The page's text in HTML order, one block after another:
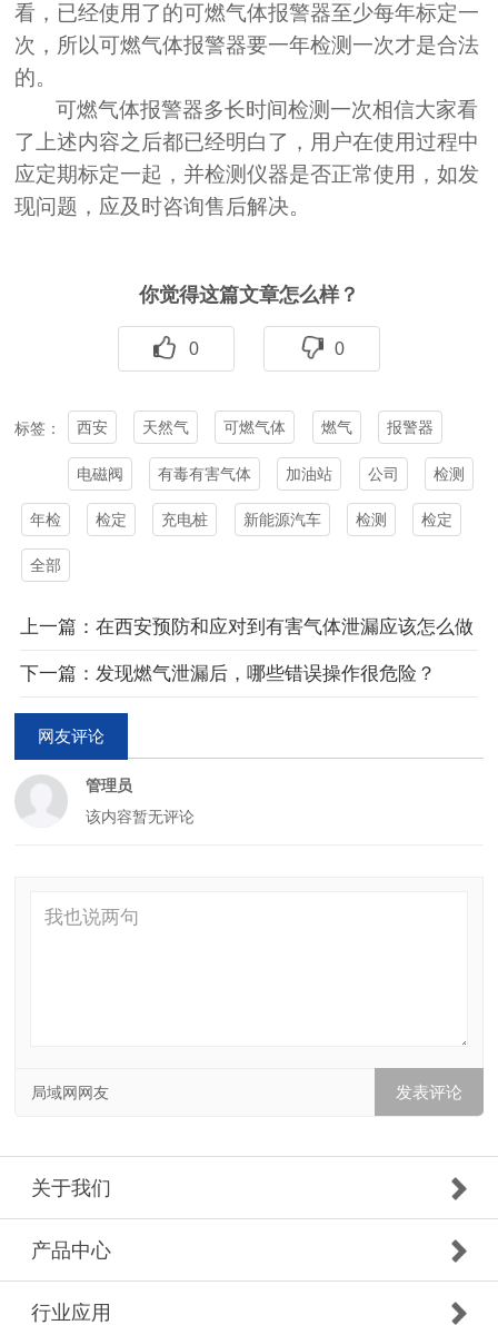
看，已经使用了的可燃气体报警器至少每年标定一
次，所以可燃气体报警器要一年检测一次才是合法
的。
可燃气体报警器多长时间检测一次相信大家看
了上述内容之后都已经明白了，用户在使用过程中
应定期标定一起，并检测仪器是否正常使用，如发
现问题，应及时咨询售后解决。
你觉得这篇文章怎么样？
0 0
标签： 西安 天然气 可燃气体 燃气 报警器
电磁阀 有毒有害气体 加油站 公司 检测
年检 检定 充电桩 新能源汽车 检测 检定
全部
上一篇：在西安预防和应对到有害气体泄漏应该怎么做
下一篇：发现燃气泄漏后，哪些错误操作很危险？
网友评论
管理员
该内容暂无评论
局域网网友
关于我们
产品中心
行业应用